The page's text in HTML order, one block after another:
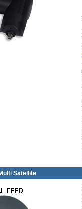
Satellite